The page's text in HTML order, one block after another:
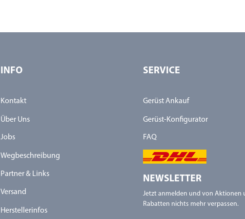
INFO
Kontakt
Über Uns
Jobs
Wegbeschreibung
Partner & Links
Versand
Herstellerinfos
SERVICE
Gerüst Ankauf
Gerüst-Konfigurator
FAQ
NEWSLETTER
Jetzt anmelden und von Aktionen
Rabatten nichts mehr verpassen.